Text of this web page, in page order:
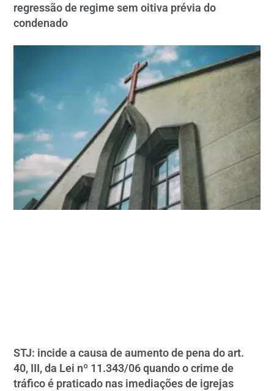
regressão de regime sem oitiva prévia do
condenado
STJ: incide a causa de aumento de pena do art.
40, III, da Lei nº 11.343/06 quando o crime de
tráfico é praticado nas imediações de igrejas